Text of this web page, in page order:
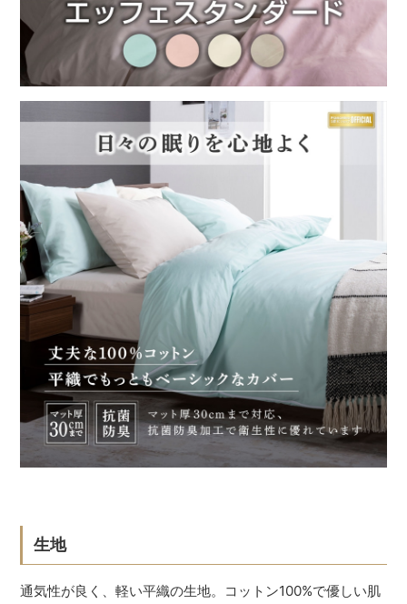
生地
通気性が良く、軽い平織の生地。コットン100%で優しい肌